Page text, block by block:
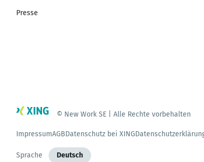
Presse
© New Work SE | Alle Rechte vorbehalten
ImpressumAGBDatenschutz bei XING
Sprache Deutsch